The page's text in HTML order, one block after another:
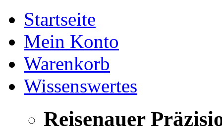
Startseite
Mein Konto
Warenkorb
Wissenswertes
Reisenauer